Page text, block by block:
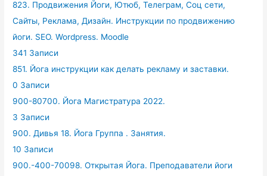
823. Продвижения Йоги, Ютюб, Телеграм, Соц сети,
Сайты, Реклама, Дизайн. Инструкции по продвижению
йоги. SEO. Wordpress. Moodle
341 Записи
851. Йога инструкции как делать рекламу и заставки.
0 Записи
900-80700. Йога Магистратура 2022.
3 Записи
900. Дивья 18. Йога Группа . Занятия.
10 Записи
900.-400-70098. Открытая Йога. Преподаватели йоги